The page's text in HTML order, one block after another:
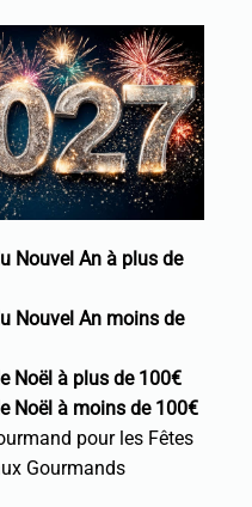
Nouvel An à plus de
Nouvel An moins de
Noël à plus de 100€
Noël à moins de 100€
pour les Fêtes
Gourmands